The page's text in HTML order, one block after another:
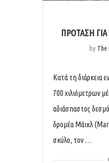
ΠΡΟΤΑΣΗ ΓΙΑ
by The
Κατά τη διάρκεια
700 χιλιόμετρων
αδιάσπαστος
δρομέα Μάικλ
σκύλο, τον …